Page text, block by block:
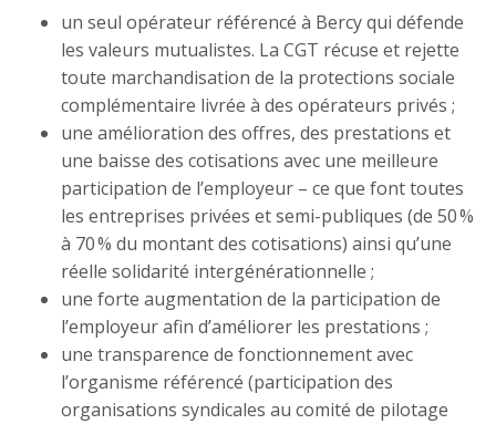
un seul opérateur référencé à Bercy qui défende
les valeurs mutualistes. La CGT récuse et rejette
toute marchandisation de la protections sociale
complémentaire livrée à des opérateurs privés ;
une amélioration des offres, des prestations et
une baisse des cotisations avec une meilleure
participation de l’employeur – ce que font toutes
les entreprises privées et semi-publiques (de 50 %
à 70 % du montant des cotisations) ainsi qu’une
réelle solidarité intergénérationnelle ;
une forte augmentation de la participation de
l’employeur afin d’améliorer les prestations ;
une transparence de fonctionnement avec
l’organisme référencé (participation des
organisations syndicales au comité de pilotage